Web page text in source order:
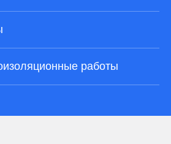
работы